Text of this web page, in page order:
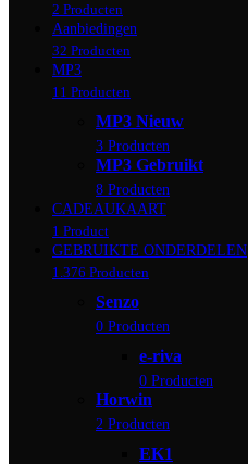
2 Producten
Aanbiedingen
32 Producten
MP3
11 Producten
MP3 Nieuw
3 Producten
MP3 Gebruikt
8 Producten
CADEAUKAART
1 Product
GEBRUIKTE ONDERDELEN
1.376 Producten
Senzo
0 Producten
e-riva
0 Producten
Horwin
2 Producten
EK1